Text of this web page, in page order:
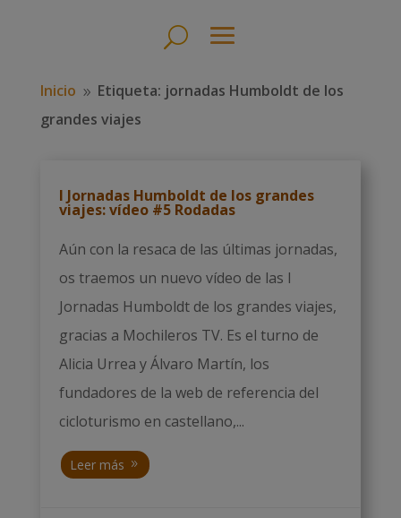
Inicio 9 Etiqueta: jornadas Humboldt de los
grandes viajes
I Jornadas Humboldt de los grandes
viajes: vídeo #5 Rodadas
Aún con la resaca de las últimas jornadas,
os traemos un nuevo vídeo de las I
Jornadas Humboldt de los grandes viajes,
gracias a Mochileros TV. Es el turno de
Alicia Urrea y Álvaro Martín, los
fundadores de la web de referencia del
cicloturismo en castellano,...
Leer más